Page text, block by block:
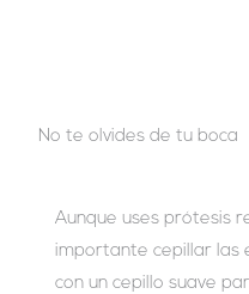
No te olvides de tu boca
Aunque uses prótesis
importante cepillar las
con un cepillo suave